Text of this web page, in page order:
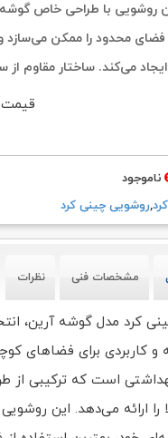
روشویی با طراحی خاص
فضای محدود را ممکن
ایجاد می‌کند. ساختار مقاوم
ناموجود
,روشویی چینی کرد
مشخصات فنی نظرات
کرد مدل گوشه آرین،
و کاربردی برای فضاهای
است که ترکیبی از
را ارائه می‌دهد. این